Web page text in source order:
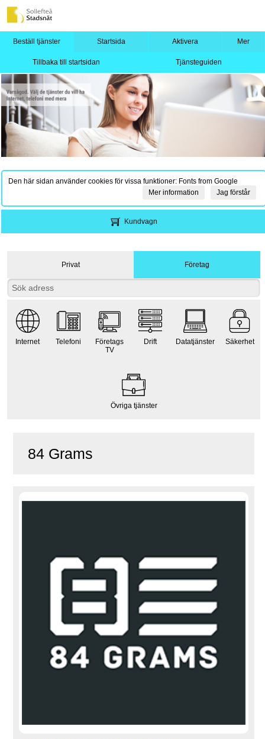
Beställ tjänster Startsida Aktivera Mer
Tillbaka till startsidan Tjänsteguiden
Den här sidan använder cookies för vissa funktioner: Fonts from Google
Jag förstår
Mer information
Kundvagn
Privat Företag
Internet Telefoni
Företags
TV
Drift Datatjänster Säkerhet
Övriga tjänster
84 Grams